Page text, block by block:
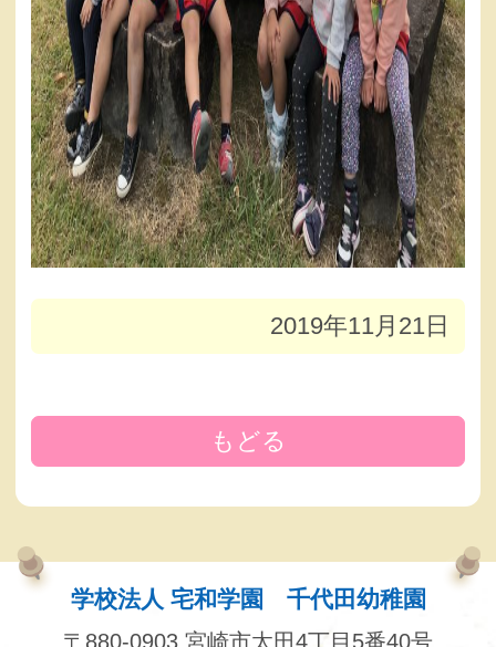
2019年11月21日
もどる
学校法人 宅和学園 千代田幼稚園
〒880-0903 宮崎市太田4丁目5番40号